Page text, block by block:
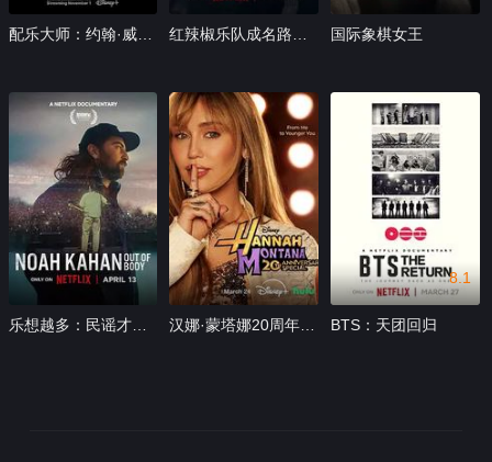
配乐大师：约翰·威廉姆斯 红辣椒乐队成名路：好兄弟希勒 国际象棋女王
乐想越多：民谣才子诺亚·卡汉
8.1
BTS：天团回归